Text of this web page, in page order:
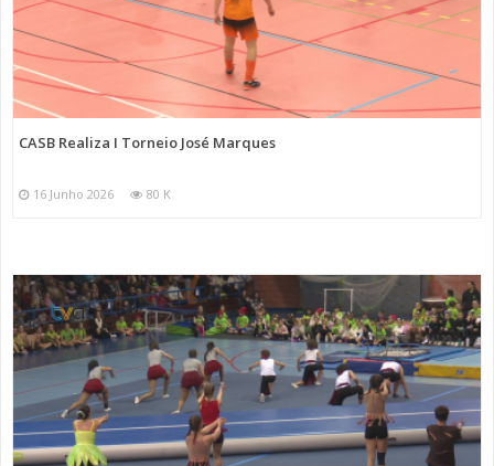
CASB Realiza I Torneio José Marques
16 Junho 2026 80 K